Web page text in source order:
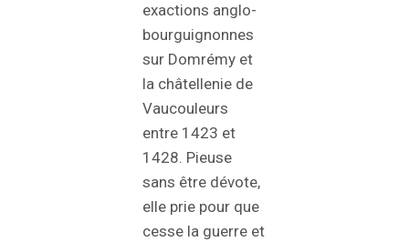
exactions anglo-
bourguignonnes
sur Domrémy et
la châtellenie de
Vaucouleurs
entre 1423 et
1428. Pieuse
sans être dévote,
elle prie pour que
cesse la guerre et